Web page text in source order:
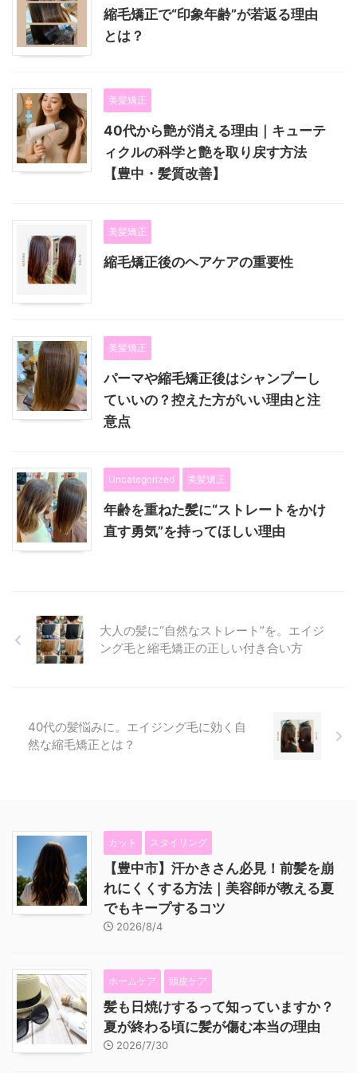
縮毛矯正で“印象年齢”が若返る理由
とは？
美髪矯正
40代から艶が消える理由｜キューテ
ィクルの科学と艶を取り戻す方法
【豊中・髪質改善】
美髪矯正
縮毛矯正後のヘアケアの重要性
美髪矯正
パーマや縮毛矯正後はシャンプーし
ていいの？控えた方がいい理由と注
意点
Uncategorized 美髪矯正
年齢を重ねた髪に“ストレートをかけ
直す勇気”を持ってほしい理由
大人の髪に“自然なストレート”を。エイジ
ング毛と縮毛矯正の正しい付き合い方
40代の髪悩みに。エイジング毛に効く自
然な縮毛矯正とは？
カット スタイリング
【豊中市】汗かきさん必見！前髪を崩
れにくくする方法｜美容師が教える夏
でもキープするコツ
2026/8/4
ホームケア 頭皮ケア
髪も日焼けするって知っていますか？
夏が終わる頃に髪が傷む本当の理由
2026/7/30